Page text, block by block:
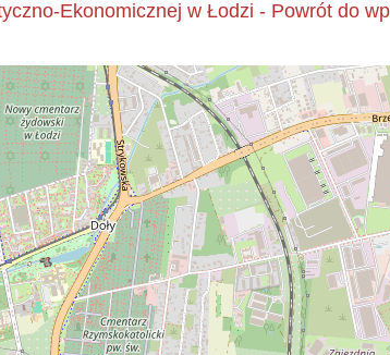
Ekonomicznej w Łodzi - Powrót do